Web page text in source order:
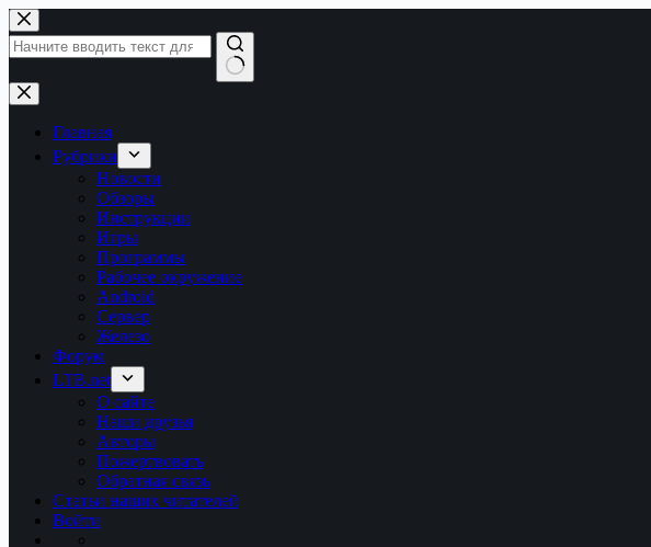
Перейти
к
сути
Ничего
не
найденоГлавная
Рубрики
Новости
Обзоры
Инструкции
Игры
Программы
Рабочее окружение
Android
Сервер
Железо
Форум
LTB.net
О сайте
Наши друзья
Авторы
Пожертвовать
Обратная связь
Статьи наших читателей
Войти